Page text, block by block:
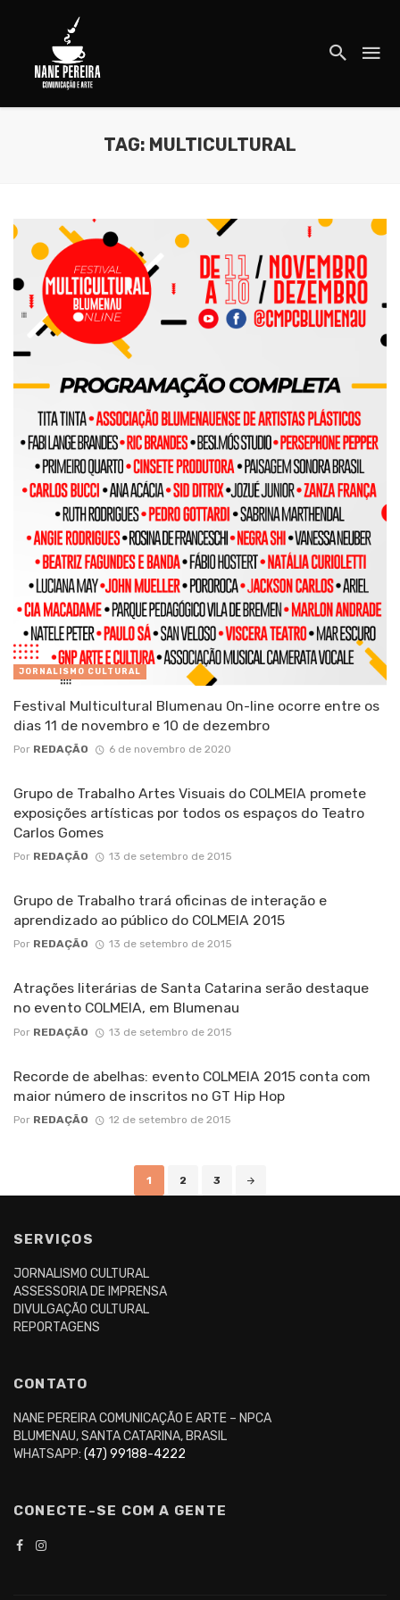
TAG: MULTICULTURAL
JORNALISMO CULTURAL
Festival Multicultural Blumenau On-line ocorre entre os
dias 11 de novembro e 10 de dezembro
Por REDAÇÃO 6 de novembro de 2020
Grupo de Trabalho Artes Visuais do COLMEIA promete
exposições artísticas por todos os espaços do Teatro
Carlos Gomes
Por REDAÇÃO 13 de setembro de 2015
Grupo de Trabalho trará oficinas de interação e
aprendizado ao público do COLMEIA 2015
Por REDAÇÃO 13 de setembro de 2015
Atrações literárias de Santa Catarina serão destaque
no evento COLMEIA, em Blumenau
Por REDAÇÃO 13 de setembro de 2015
Recorde de abelhas: evento COLMEIA 2015 conta com
maior número de inscritos no GT Hip Hop
Por REDAÇÃO 12 de setembro de 2015
navigation
1 2 3
SERVIÇOS
JORNALISMO CULTURAL
ASSESSORIA DE IMPRENSA
DIVULGAÇÃO CULTURAL
REPORTAGENS
CONTATO
NANE PEREIRA COMUNICAÇÃO E ARTE – NPCA
BLUMENAU, SANTA CATARINA, BRASIL
WHATSAPP: (47) 99188-4222
CONECTE-SE COM A GENTE